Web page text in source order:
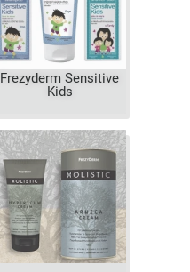
Frezyderm Sensitive
Kids